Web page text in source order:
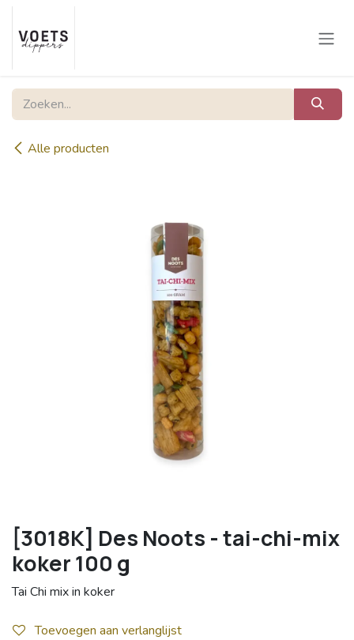
Overslaan naar inhoud
Alle producten
[3018K] Des Noots - tai-chi-mix
koker 100 g
Tai Chi mix in koker
Toevoegen aan verlanglijst